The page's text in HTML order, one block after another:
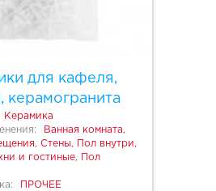
для кафеля,
керамогранита
Керамика
Ванная комната,
Стены, Пол внутри,
и гостиные, Пол
ПРОЧЕЕ